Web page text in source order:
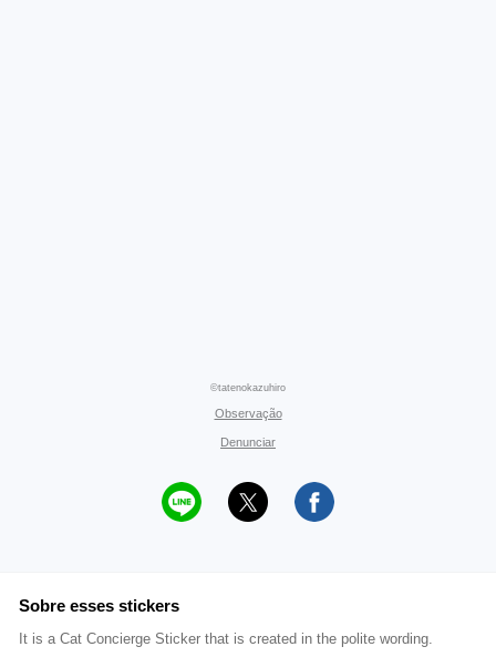
©tatenokazuhiro
Observação
Denunciar
Sobre esses stickers
It is a Cat Concierge Sticker that is created in the polite wording.